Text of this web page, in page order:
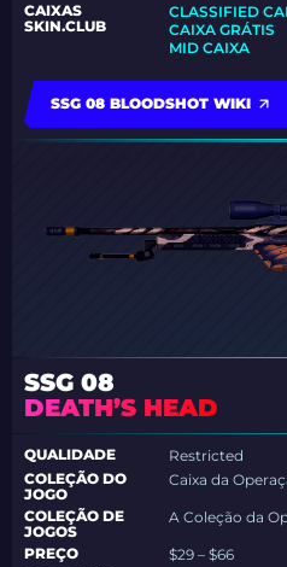
CAIXAS
SKIN.CLUB
CLASSIFIED
CAIXA GRÁTIS
MID CAIXA
SSG 08 BLOODSHOT WIKI
SSG 08
DEATH’S HEAD
QUALIDADE
Restricted
COLEÇÃO DO
JOGO
Caixa da
COLEÇÃO DE
JOGOS
A Coleção da
PREÇO
$29 – $66